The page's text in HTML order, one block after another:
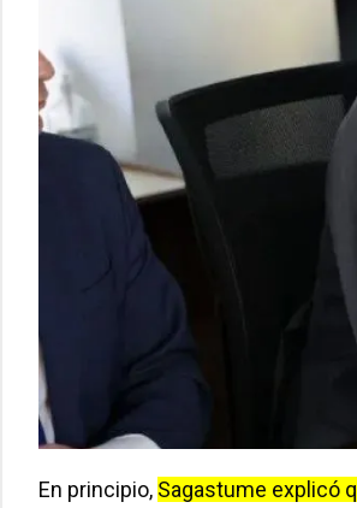
En principio, Sagastume explicó